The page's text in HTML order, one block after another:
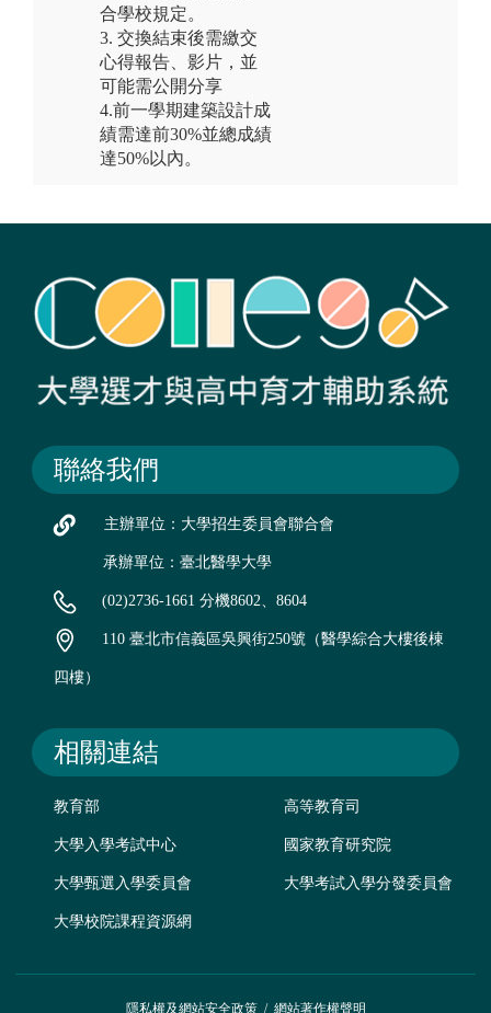
合學校規定。
3. 交換結束後需繳交
心得報告、影片，並
可能需公開分享
4.前一學期建築設計成
績需達前30%並總成績
達50%以內。
聯絡我們
主辦單位：大學招生委員會聯合會
承辦單位：臺北醫學大學
(02)2736-1661 分機8602、8604
110 臺北市信義區吳興街250號（醫學綜合大樓後棟
四樓）
相關連結
教育部 高等教育司
大學入學考試中心 國家教育研究院
大學甄選入學委員會 大學考試入學分發委員會
大學校院課程資源網
隱私權及網站安全政策/ 網站著作權聲明